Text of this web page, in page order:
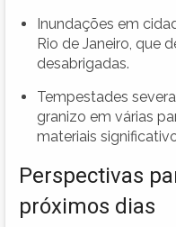
Inundações em
Rio de Janeiro, que
desabrigadas.
Tempestades
granizo em várias
materiais
Perspectivas
próximos dias